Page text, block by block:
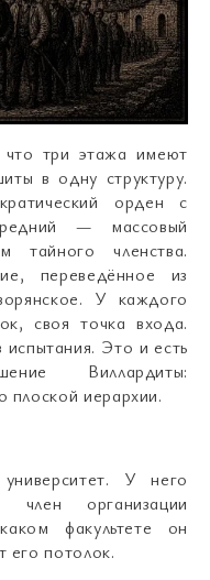
три этажа имеют
в одну структуру.
орден с
— массовый
членства.
переведённое из
У каждого
своя точка входа.
Это и есть
Виллардиты:
плоской иерархии.
У него
член организации
факультете он
его потолок.